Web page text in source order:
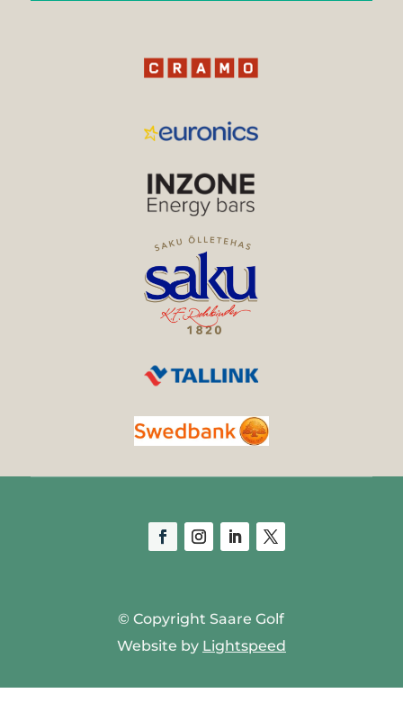
© Copyright Saare Golf
Website by Lightspeed